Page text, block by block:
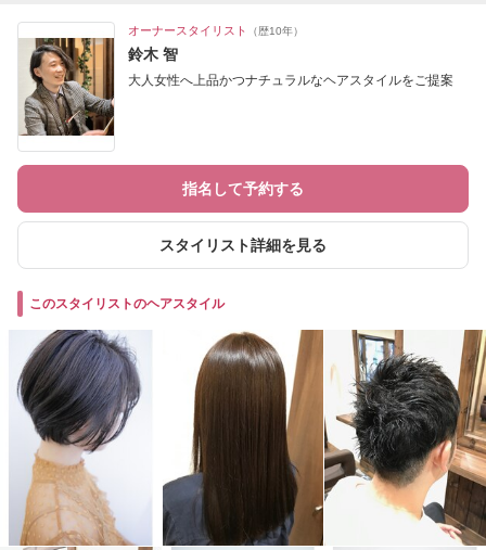
オーナースタイリスト （歴10年）
鈴木 智
大人女性へ上品かつナチュラルなヘアスタイルをご提案
指名して予約する
スタイリスト詳細を見る
このスタイリストのヘアスタイル